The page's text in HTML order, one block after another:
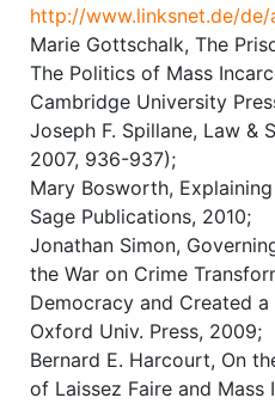
http://www.linksnet.de/
Marie Gottschalk, The
The Politics of Mass
Cambridge University
Joseph F. Spillane, Law &
2007, 936-937);
Mary Bosworth,
Sage Publications, 2010;
Jonathan Simon,
the War on Crime
Democracy and Created a
Oxford Univ. Press, 2009;
Bernard E. Harcourt, On
of Laissez Faire and Mass